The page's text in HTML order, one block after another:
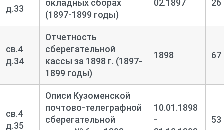
д.33
окладных сборах
(1897-1899 годы)
02.1897 26
св.4
д.34
Отчетность
сберегательной
кассы за 1898 г. (1897-
1899 годы)
1898 67
св.4
д.35
Описи Кузоменской
почтово-телеграфной
сберегательной
10.01.1898
-
53